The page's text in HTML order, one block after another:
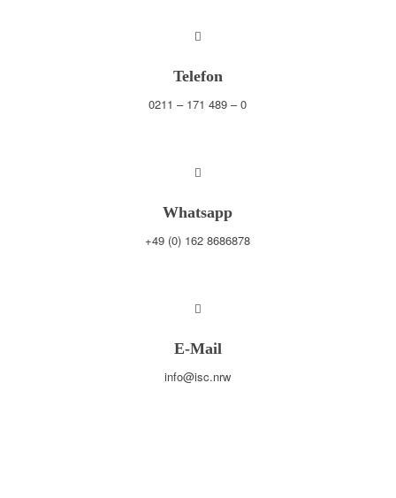
Telefon
0211 – 171 489 – 0
Whatsapp
+49 (0) 162 8686878
E-Mail
info@isc.nrw